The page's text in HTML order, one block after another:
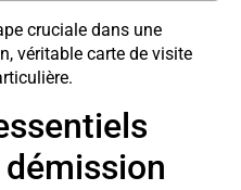
cruciale dans une
véritable carte de visite
démission